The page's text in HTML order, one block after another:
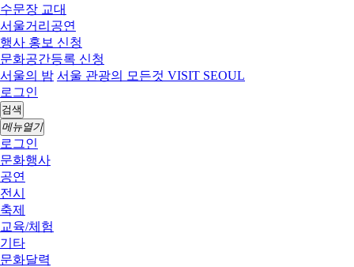
수문장 교대
서울거리공연
행사 홍보 신청
문화공간등록 신청
서울의 밤 서울 관광의 모든것 VISIT SEOUL
로그인
검색
메뉴열기
로그인
문화행사
공연
전시
축제
교육/체험
기타
문화달력